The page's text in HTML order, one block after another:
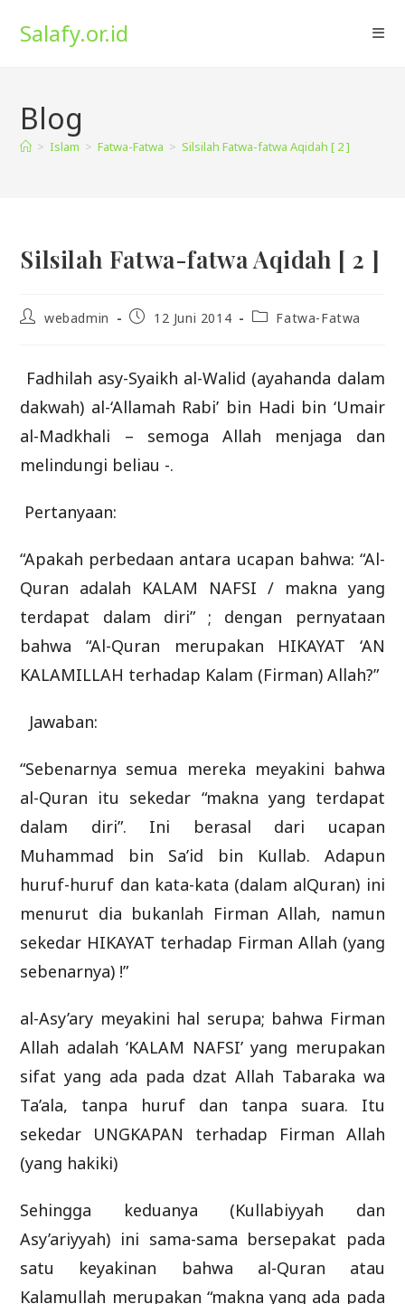
Salafy.or.id
Blog
> Islam > Fatwa-Fatwa > Silsilah Fatwa-fatwa Aqidah [ 2 ]
Silsilah Fatwa-fatwa Aqidah [ 2 ]
Postwebadmin
Post12 Juni 2014
PostFatwa-Fatwa
Fadhilah asy-Syaikh al-Walid (ayahanda dalam
dakwah) al-‘Allamah Rabi’ bin Hadi bin ‘Umair
al-Madkhali – semoga Allah menjaga dan
melindungi beliau -.
Pertanyaan:
“Apakah perbedaan antara ucapan bahwa: “Al-
Quran adalah KALAM NAFSI / makna yang
terdapat dalam diri” ; dengan pernyataan
bahwa “Al-Quran merupakan HIKAYAT ‘AN
KALAMILLAH terhadap Kalam (Firman) Allah?”
Jawaban:
“Sebenarnya semua mereka meyakini bahwa
al-Quran itu sekedar “makna yang terdapat
dalam diri”. Ini berasal dari ucapan
Muhammad bin Sa’id bin Kullab. Adapun
huruf-huruf dan kata-kata (dalam alQuran) ini
menurut dia bukanlah Firman Allah, namun
sekedar HIKAYAT terhadap Firman Allah (yang
sebenarnya) !”
al-Asy’ary meyakini hal serupa; bahwa Firman
Allah adalah ‘KALAM NAFSI’ yang merupakan
sifat yang ada pada dzat Allah Tabaraka wa
Ta’ala, tanpa huruf dan tanpa suara. Itu
sekedar UNGKAPAN terhadap Firman Allah
(yang hakiki)
Sehingga keduanya (Kullabiyyah dan
Asy’ariyyah) ini sama-sama bersepakat pada
satu keyakinan bahwa al-Quran atau
Kalamullah merupakan “makna yang ada pada